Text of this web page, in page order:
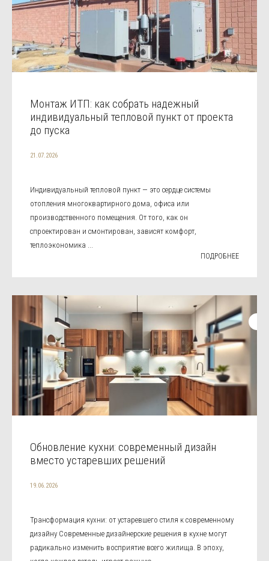
Монтаж ИТП: как собрать надежный
индивидуальный тепловой пункт от проекта
до пуска
21.07.2026
Индивидуальный тепловой пункт — это сердце системы
отопления многоквартирного дома, офиса или
производственного помещения. От того, как он
спроектирован и смонтирован, зависят комфорт,
теплоэкономика ...
ПОДРОБНЕЕ
Обновление кухни: современный дизайн
вместо устаревших решений
19.06.2026
Трансформация кухни: от устаревшего стиля к современному
дизайну Современные дизайнерские решения в кухне могут
радикально изменить восприятие всего жилища. В эпоху,